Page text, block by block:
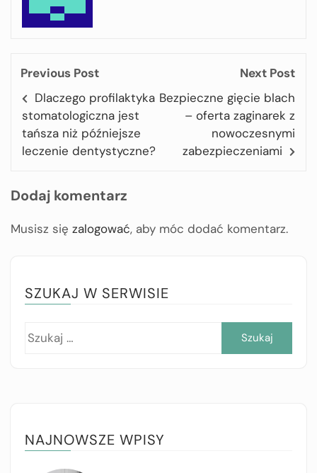
Previous Post
Dlaczego profilaktyka
stomatologiczna jest
tańsza niż późniejsze
leczenie dentystyczne?
Next Post
Bezpieczne gięcie blach
– oferta zaginarek z
nowoczesnymi
zabezpieczeniami
Dodaj komentarz
Musisz się zalogować, aby móc dodać komentarz.
SZUKAJ W SERWISIE
NAJNOWSZE WPISY